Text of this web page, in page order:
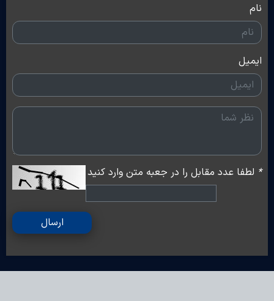
نام
ایمیل
* لطفا عدد مقابل را در جعبه متن وارد کنید
ارسال